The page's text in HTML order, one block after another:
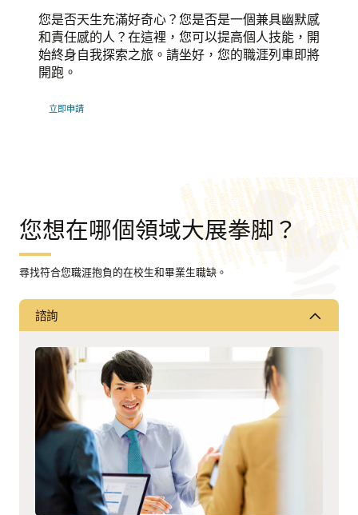
您是否天生充滿好奇心？您是否是一個兼具幽默感
和責任感的人？在這裡，您可以提高個人技能，開
始終身自我探索之旅。請坐好，您的職涯列車即將
開跑。
立即申請
您想在哪個領域大展拳脚？
尋找符合您職涯抱負的在校生和畢業生職缺。
諮詢